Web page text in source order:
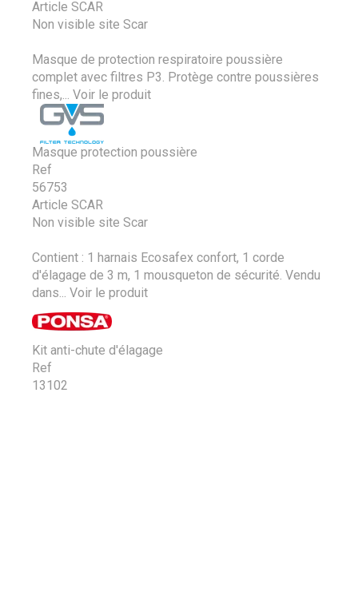
Article SCAR
Non visible site Scar
Masque de protection respiratoire poussière
complet avec filtres P3. Protège contre poussières
fines,...
Voir le produit
Masque protection poussière
Ref
56753
Article SCAR
Non visible site Scar
Contient : 1 harnais Ecosafex confort, 1 corde
d'élagage de 3 m, 1 mousqueton de sécurité. Vendu
dans...
Voir le produit
Kit anti-chute d'élagage
Ref
13102